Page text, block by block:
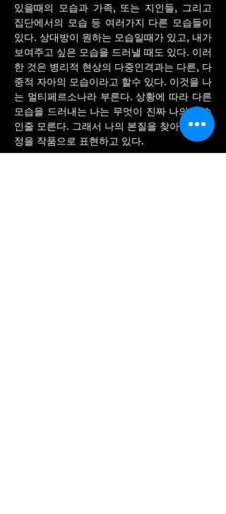
있을때의 모습과 가족, 또는 지인들, 그리고
집단에서의 모습 등 여러가지 다른 모습들이
있다. 상대방이 원하는 모습일때가 있고, 내가
보여주고 싶은 모습을 드러낼 때도 있다. 이러
한 것은 병리적 현상의 다중인격과는 다른, 다
중적 자아의 모습이라고 할수 있다. 이것을 나
는 멀티페르소나라 부른다. 상황에 따라 다른
모습을 드러내는 나는 무엇이 진짜 나의 모습
인줄 모른다. 그래서 나의 본질을 찾아가는 과
정을 작품으로 표현하고 있다.